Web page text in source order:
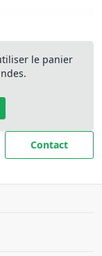
le panier
Contact